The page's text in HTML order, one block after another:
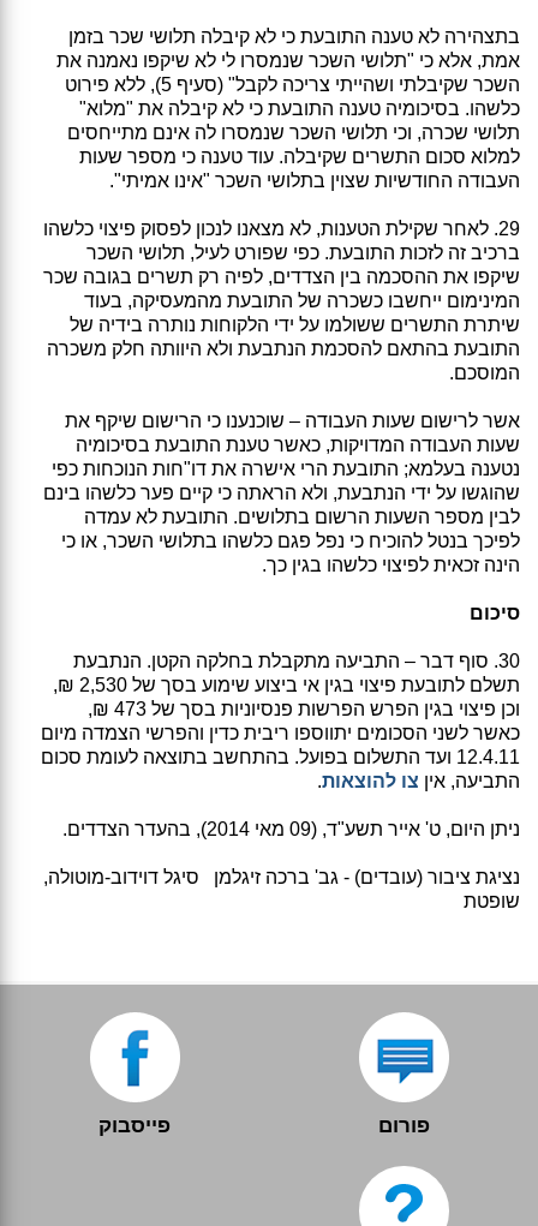
בתצהירה לא טענה התובעת כי לא קיבלה תלושי שכר בזמן
אמת, אלא כי "תלושי השכר שנמסרו לי לא שיקפו נאמנה את
השכר שקיבלתי ושהייתי צריכה לקבל" (סעיף 5), ללא פירוט
כלשהו. בסיכומיה טענה התובעת כי לא קיבלה את "מלוא"
תלושי שכרה, וכי תלושי השכר שנמסרו לה אינם מתייחסים
למלוא סכום התשרים שקיבלה. עוד טענה כי מספר שעות
העבודה החודשיות שצוין בתלושי השכר "אינו אמיתי".
29. לאחר שקילת הטענות, לא מצאנו לנכון לפסוק פיצוי כלשהו
ברכיב זה לזכות התובעת. כפי שפורט לעיל, תלושי השכר
שיקפו את ההסכמה בין הצדדים, לפיה רק תשרים בגובה שכר
המינימום ייחשבו כשכרה של התובעת מהמעסיקה, בעוד
שיתרת התשרים ששולמו על ידי הלקוחות נותרה בידיה של
התובעת בהתאם להסכמת הנתבעת ולא היוותה חלק משכרה
המוסכם.
אשר לרישום שעות העבודה – שוכנענו כי הרישום שיקף את
שעות העבודה המדויקות, כאשר טענת התובעת בסיכומיה
נטענה בעלמא; התובעת הרי אישרה את דו"חות הנוכחות כפי
שהוגשו על ידי הנתבעת, ולא הראתה כי קיים פער כלשהו בינם
לבין מספר השעות הרשום בתלושים. התובעת לא עמדה
לפיכך בנטל להוכיח כי נפל פגם כלשהו בתלושי השכר, או כי
הינה זכאית לפיצוי כלשהו בגין כך.
סיכום
30. סוף דבר – התביעה מתקבלת בחלקה הקטן. הנתבעת
תשלם לתובעת פיצוי בגין אי ביצוע שימוע בסך של 2,530 ₪,
וכן פיצוי בגין הפרש הפרשות פנסיוניות בסך של 473 ₪,
כאשר לשני הסכומים יתווספו ריבית כדין והפרשי הצמדה מיום
12.4.11 ועד התשלום בפועל. בהתחשב בתוצאה לעומת סכום
התביעה, אין צו להוצאות.
ניתן היום, ט' אייר תשע"ד, (09 מאי 2014), בהעדר הצדדים.
נציגת ציבור (עובדים) - גב' ברכה זיגלמן סיגל דוידוב-מוטולה,
שופטת
פורום פייסבוק